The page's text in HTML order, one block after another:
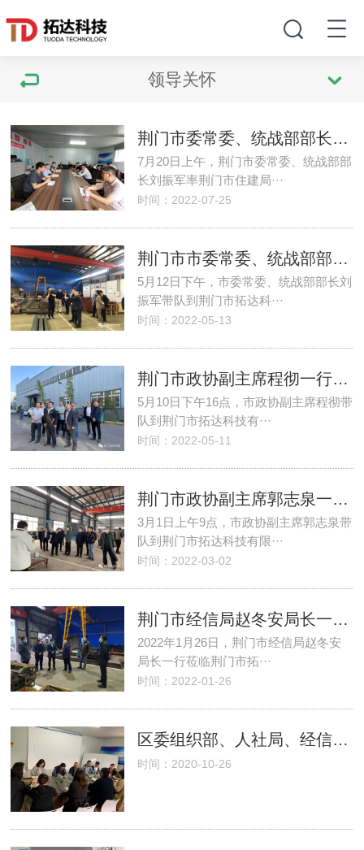
领导关怀
荆门市委常委、统战部部长刘振军一行到荆门市拓达科技有限公司开展“下基层、察民情、解民忧、暖民心”调研活动
7月20日上午，荆门市委常委、统战部部
长刘振军率荆门市住建局···
时间：2022-07-25
荆门市市委常委、统战部部长刘振军同志一行到荆门拓达科技有限公司进行调研活动
5月12日下午，市委常委、统战部部长刘
振军带队到荆门市拓达科···
时间：2022-05-13
荆门市政协副主席程彻一行到拓达科技走访委员企业
5月10日下午16点，市政协副主席程彻带
队到荆门市拓达科技有···
时间：2022-05-11
荆门市政协副主席郭志泉一行到拓达科技走访委员企业
3月1日上午9点，市政协副主席郭志泉带
队到荆门市拓达科技有限···
时间：2022-03-02
荆门市经信局赵冬安局长一行莅临荆门市拓达科技有限公司检查指导工作
2022年1月26日，荆门市经信局赵冬安
局长一行莅临荆门市拓···
时间：2022-01-26
区委组织部、人社局、经信局、科技局等领导来公司指导工作
时间：2020-10-26